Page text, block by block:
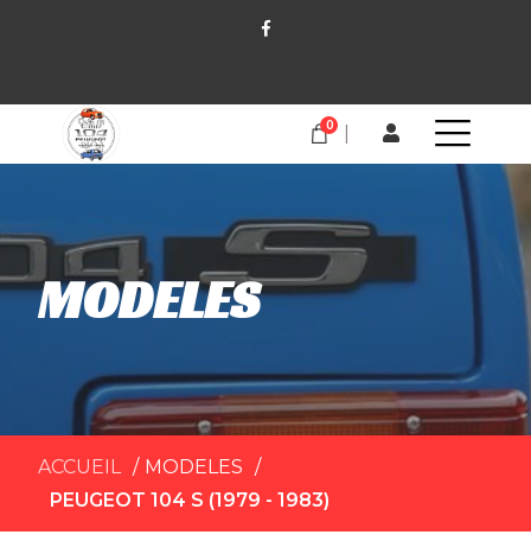
0
MODELES
ACCUEIL
MODELES
PEUGEOT 104 S (1979 - 1983)